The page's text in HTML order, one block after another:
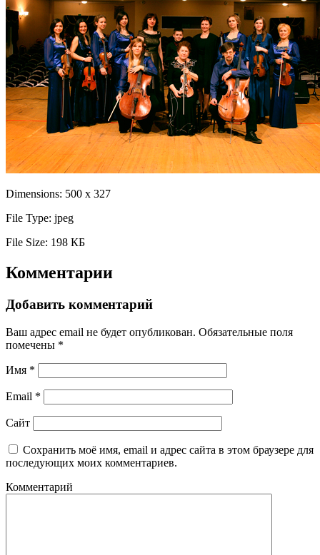
Dimensions: 500 x 327
File Type: jpeg
File Size: 198 КБ
Комментарии
Добавить комментарий
Ваш адрес email не будет опубликован. Обязательные поля
помечены *
Имя *
Email *
Сайт
Сохранить моё имя, email и адрес сайта в этом браузере для
последующих моих комментариев.
Комментарий